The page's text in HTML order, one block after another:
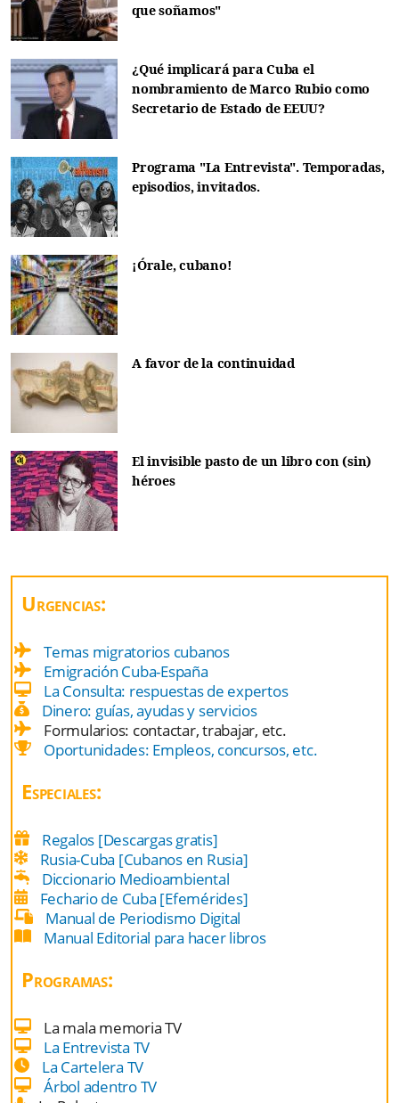
que soñamos"
¿Qué implicará para Cuba el
nombramiento de Marco Rubio como
Secretario de Estado de EEUU?
Programa "La Entrevista". Temporadas,
episodios, invitados.
¡Órale, cubano!
A favor de la continuidad
El invisible pasto de un libro con (sin)
héroes
Urgencias:
Temas migratorios cubanos
Emigración Cuba-España
La Consulta: respuestas de expertos
Dinero: guías, ayudas y servicios
Formularios: contactar, trabajar, etc.
Oportunidades: Empleos, concursos, etc.
Especiales:
Regalos [Descargas gratis]
Rusia-Cuba [Cubanos en Rusia]
Diccionario Medioambiental
Fechario de Cuba [Efemérides]
Manual de Periodismo Digital
Manual Editorial para hacer libros
Programas:
La mala memoria TV
La Entrevista TV
La Cartelera TV
Árbol adentro TV